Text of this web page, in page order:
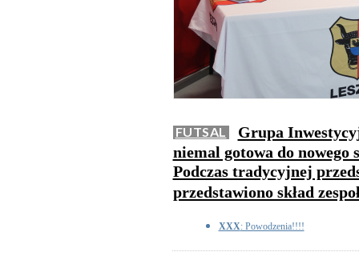
FUTSAL
Grupa
niemal gotowa do nowego
Podczas tradycyjnej
przedstawiono skład
XXX: Powodzenia!!!!